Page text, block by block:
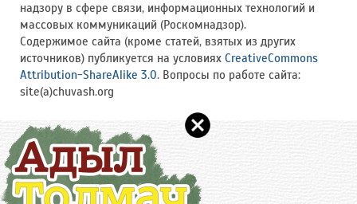
надзору в сфере связи, информационных технологий и
массовых коммуникаций (Роскомнадзор).
Содержимое сайта (кроме статей, взятых из других
источников) публикуется на условиях CreativeCommons
Attribution-ShareAlike 3.0. Вопросы по работе сайта:
site(a)chuvash.org